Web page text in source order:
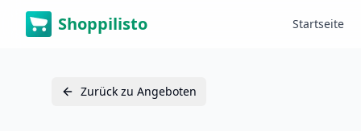
Shoppilisto Startseite
Zurück zu Angeboten